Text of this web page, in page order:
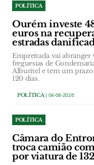
POLÍTICA
Ourém investe
euros na
estradas
Empreitada vai abranger
freguesias de
Alburitel e tem um prazo
120 dias.
POLÍTICA| 04-08-2026
POLÍTICA
Câmara do
troca camião
por viatura de